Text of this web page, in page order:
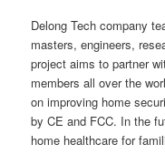
Delong Tech company
masters, engineers,
project aims to partner
members all over the
on improving home
by CE and FCC. In the
home healthcare for